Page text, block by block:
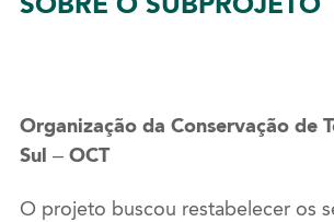
Organização da Conservação de
Sul – OCT
O projeto buscou restabelecer os